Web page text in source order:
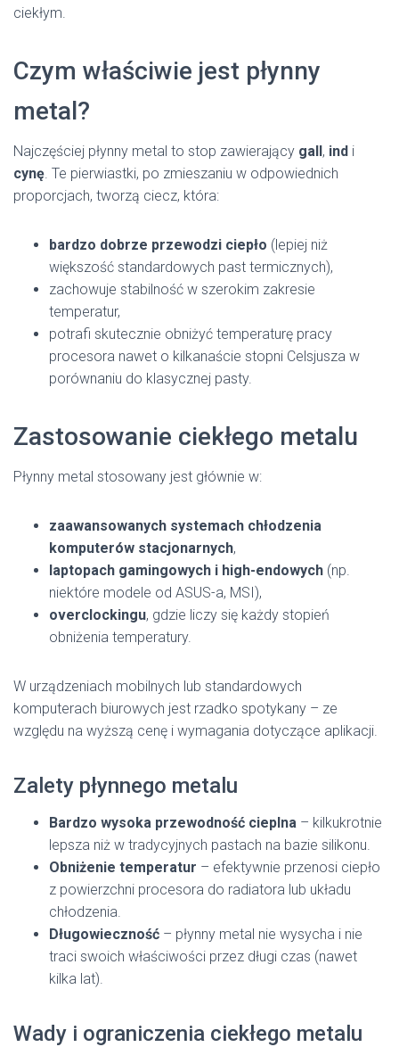
ciekłym.
Czym właściwie jest płynny
metal?
Najczęściej płynny metal to stop zawierający gall, ind i
cynę. Te pierwiastki, po zmieszaniu w odpowiednich
proporcjach, tworzą ciecz, która:
bardzo dobrze przewodzi ciepło (lepiej niż
większość standardowych past termicznych),
zachowuje stabilność w szerokim zakresie
temperatur,
potrafi skutecznie obniżyć temperaturę pracy
procesora nawet o kilkanaście stopni Celsjusza w
porównaniu do klasycznej pasty.
Zastosowanie ciekłego metalu
Płynny metal stosowany jest głównie w:
zaawansowanych systemach chłodzenia
komputerów stacjonarnych,
laptopach gamingowych i high-endowych (np.
niektóre modele od ASUS-a, MSI),
overclockingu, gdzie liczy się każdy stopień
obniżenia temperatury.
W urządzeniach mobilnych lub standardowych
komputerach biurowych jest rzadko spotykany – ze
względu na wyższą cenę i wymagania dotyczące aplikacji.
Zalety płynnego metalu
Bardzo wysoka przewodność cieplna – kilkukrotnie
lepsza niż w tradycyjnych pastach na bazie silikonu.
Obniżenie temperatur – efektywnie przenosi ciepło
z powierzchni procesora do radiatora lub układu
chłodzenia.
Długowieczność – płynny metal nie wysycha i nie
traci swoich właściwości przez długi czas (nawet
kilka lat).
Wady i ograniczenia ciekłego metalu